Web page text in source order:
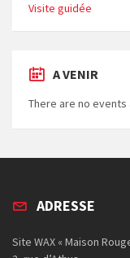
Visite guidée
A VENIR
There are no events
ADRESSE
Site WAX « Maison